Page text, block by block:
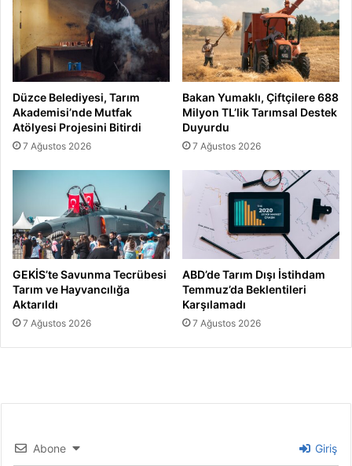
Düzce Belediyesi, Tarım
Akademisi’nde Mutfak
Atölyesi Projesini Bitirdi
7 Ağustos 2026
Bakan Yumaklı, Çiftçilere 688
Milyon TL’lik Tarımsal Destek
Duyurdu
7 Ağustos 2026
GEKİS’te Savunma Tecrübesi
Tarım ve Hayvancılığa
Aktarıldı
7 Ağustos 2026
ABD’de Tarım Dışı İstihdam
Temmuz’da Beklentileri
Karşılamadı
7 Ağustos 2026
Abone Giriş